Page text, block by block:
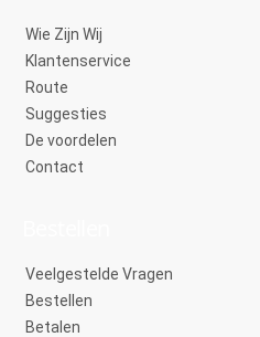
Wie Zijn Wij
Klantenservice
Route
Suggesties
De voordelen
Contact
Veelgestelde Vragen
Bestellen
Betalen